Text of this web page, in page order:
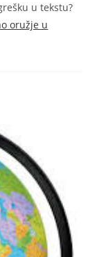
u tekstu?
oružje u